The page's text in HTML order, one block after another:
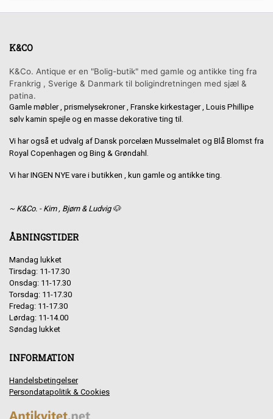
K&CO
K&Co. Antique er en "Bolig-butik" med gamle og antikke ting fra
Frankrig , Sverige & Danmark til boligindretningen med sjæl &
patina.
Gamle møbler , prismelysekroner , Franske kirkestager , Louis Phillipe
sølv kamin spejle og en masse dekorative ting til.
Vi har også et udvalg af Dansk porcelæn Musselmalet og Blå Blomst fra
Royal Copenhagen og Bing & Grøndahl.
Vi har INGEN NYE vare i butikken , kun gamle og antikke ting.
~ K&Co. - Kim , Bjørn & Ludvig 🐶
ÅBNINGSTIDER
Mandag lukket
Tirsdag: 11-17.30
Onsdag: 11-17.30
Torsdag: 11-17.30
Fredag: 11-17.30
Lørdag: 11-14.00
Søndag lukket
INFORMATION
Handelsbetingelser
Persondatapolitik & Cookies